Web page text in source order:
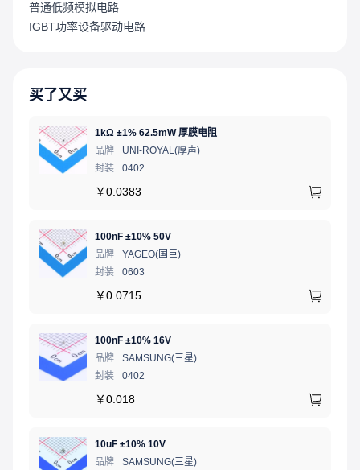
普通低频模拟电路
IGBT功率设备驱动电路
买了又买
1kΩ ±1% 62.5mW 厚膜电阻
品牌
UNI-ROYAL(厚声)
封装
0402
￥0.0383
100nF ±10% 50V
品牌
YAGEO(国巨)
封装
0603
￥0.0715
100nF ±10% 16V
品牌
SAMSUNG(三星)
封装
0402
￥0.018
10uF ±10% 10V
品牌
SAMSUNG(三星)